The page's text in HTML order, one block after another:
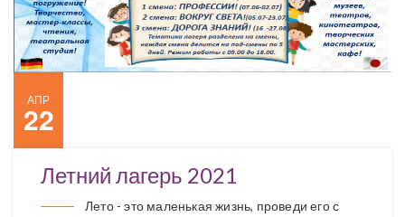
АПР
22
Летний лагерь 2021
Лето - это маленькая жизнь, проведи его с